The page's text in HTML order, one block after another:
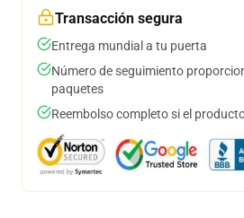
Transacción segura
Entrega mundial a tu puerta
Número de seguimiento
paquetes
Reembolso completo si el